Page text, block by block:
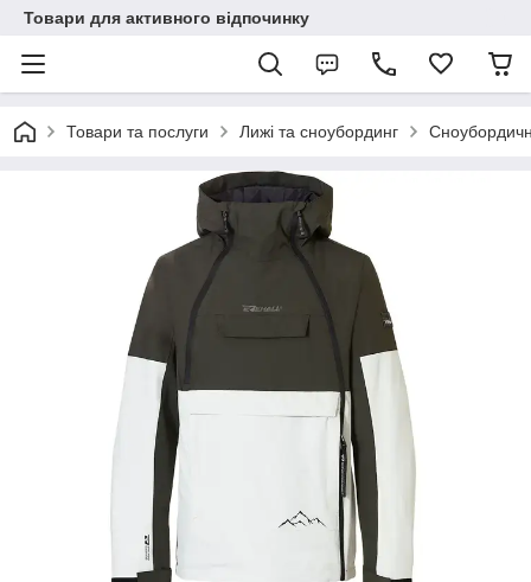
Товари для активного відпочинку
Товари та послуги Лижі та сноубординг